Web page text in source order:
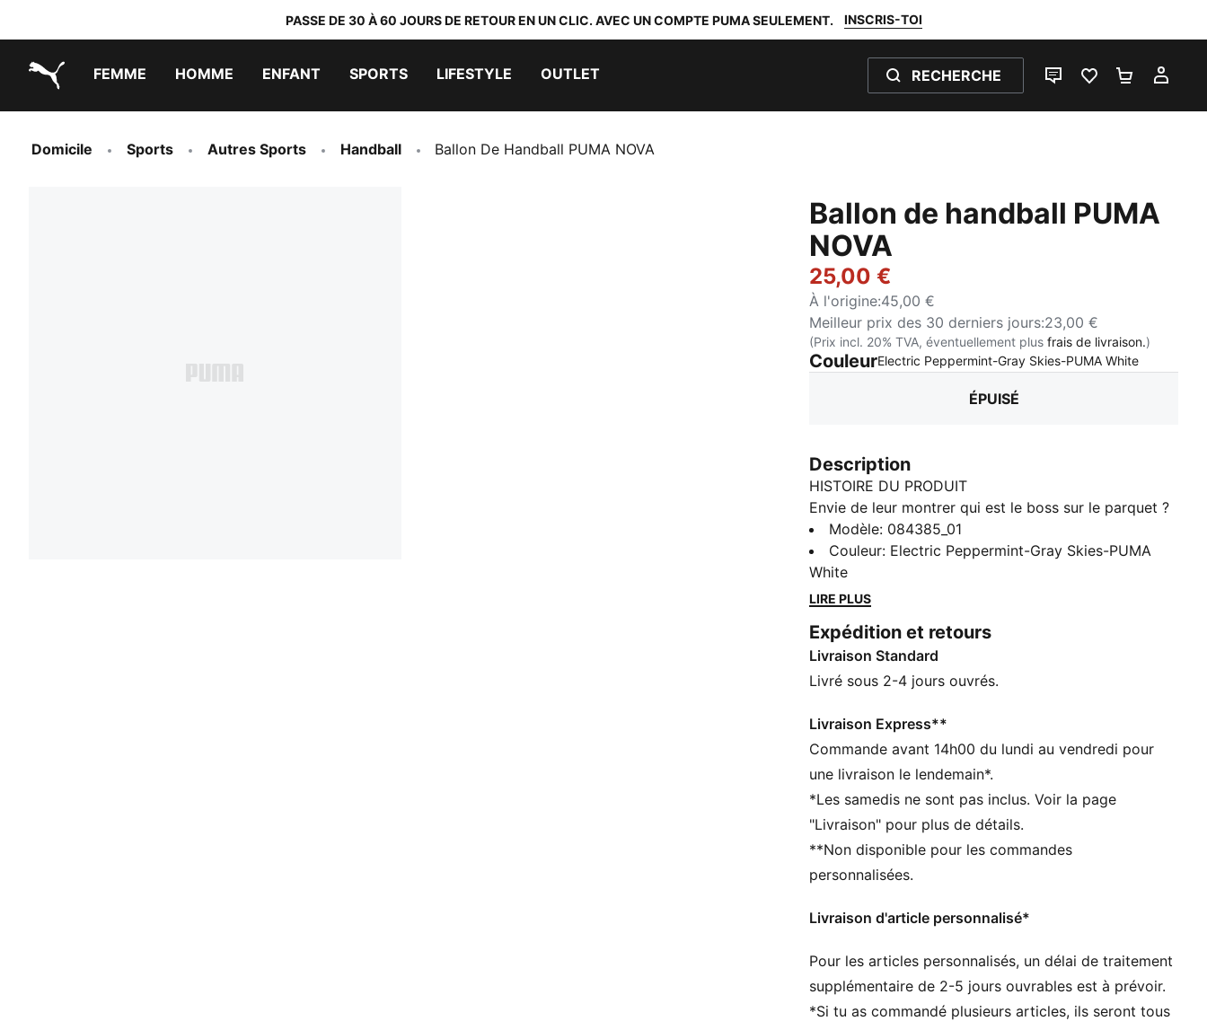
PASSE DE 30 À 60 JOURS DE RETOUR EN UN CLIC. AVEC UN COMPTE PUMA SEULEMENT. INSCRIS-TOI
FEMME HOMME ENFANT SPORTS LIFESTYLE OUTLET RECHERCHE
LIVE CHATFAVORIS 0PANIER 0
Domicile Sports Autres Sports Handball Ballon De Handball PUMA NOVA
Ballon de handball PUMA
NOVA
25,00 €
À l'origine:45,00 €
Meilleur prix des 30 derniers jours:23,00 €
(Prix incl. 20% TVA, éventuellement plusfrais de livraison.)
CouleurElectric Peppermint-Gray Skies-PUMA White:
ÉPUISÉ
Description
HISTOIRE DU PRODUIT
Envie de leur montrer qui est le boss sur le parquet ?
On a ce qu’il te faut. Ce ballon à 32 panneaux, cousu
à la main, offre une frappe parfaitement puissante
grâce à un grip impeccable. Avec son revêtement en
PU de 1,4 mm et son noyau en mousse de 3,5 mm, le
dans la lucarne du gardien adverse. Place aux choses
sérieuses.
DÉTAILS
Épaisseur extérieure de 1,4 mm en PU
Couche de mousse de 3,5 mm
Chambre à air en caoutchouc
Modèle: 084385_01
Couleur: Electric Peppermint-Gray Skies-PUMA
White
LIRE PLUS
Expédition et retours
Livraison Standard
Livré sous 2-4 jours ouvrés.
Livraison Express**
Commande avant 14h00 du lundi au vendredi pour
une livraison le lendemain*.
*Les samedis ne sont pas inclus. Voir la page
"Livraison" pour plus de détails.
**Non disponible pour les commandes
personnalisées.
Livraison d'article personnalisé*
Pour les articles personnalisés, un délai de traitement
supplémentaire de 2-5 jours ouvrables est à prévoir.
*Si tu as commandé plusieurs articles, ils seront tous